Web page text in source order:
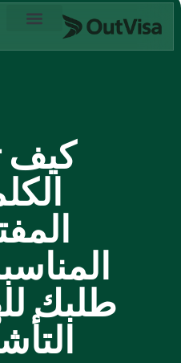
كيف
طلبك